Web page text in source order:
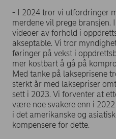
- I 2024 tror vi utfordringer
merdene vil prege bransjen.
videoer av forhold i
akseptable. Vi tror
føringer på vekst i
mer kostbart å gå på
Med tanke på lakseprisene
sterkt år med laksepriser
sett i 2023. Vi forventer at
være noe svakere enn i
i det amerikanske og
kompensere for dette.